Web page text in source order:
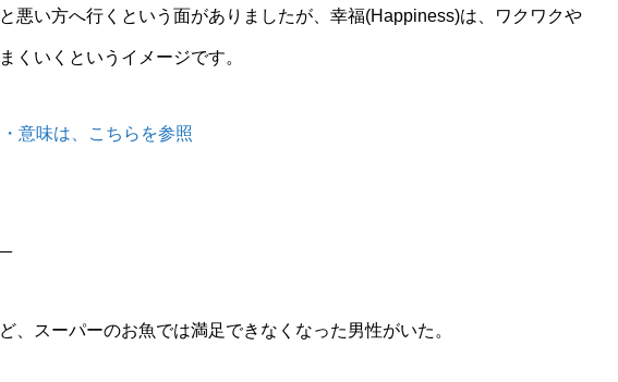
悪い方へ行くという面がありましたが、幸福(Happiness)は、ワクワクや
くいくというイメージです。
意味は、こちらを参照
、スーパーのお魚では満足できなくなった男性がいた。